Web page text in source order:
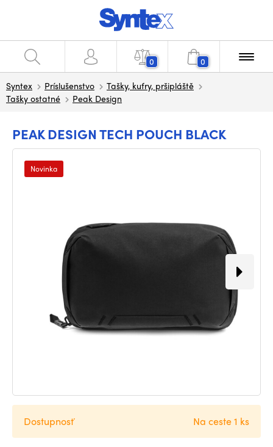
0 0
Syntex Príslušenstvo
Tašky, kufry, pršipláště
Tašky ostatné
Peak Design
PEAK DESIGN TECH POUCH BLACK
Novinka
Dostupnosť Na ceste 1 ks